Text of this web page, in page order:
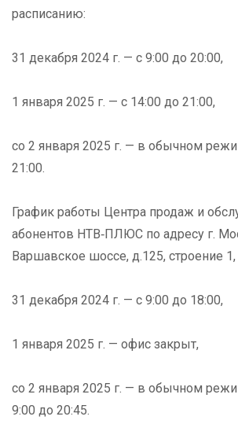
расписанию:
31 декабря 2024 г. — с 9:00 до 20:00,
1 января 2025 г. — с 14:00 до 21:00,
со 2 января 2025 г. — в обычном
21:00.
График работы Центра продаж и
абонентов НТВ‑ПЛЮС по адресу г.
Варшавское шоссе, д.125, строение 1,
31 декабря 2024 г. — с 9:00 до 18:00,
1 января 2025 г. — офис закрыт,
со 2 января 2025 г. — в обычном
9:00 до 20:45.